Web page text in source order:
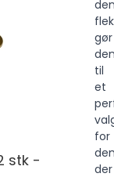
stk -
gør
til
et
for
der